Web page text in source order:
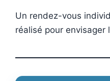
Un rendez-vous
réalisé pour